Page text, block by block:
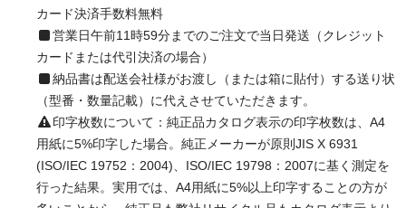
カード決済手数料無料
営業日午前11時59分までのご注文で当日発送（クレジット
カードまたは代引決済の場合）
納品書は配送会社様がお渡し（または箱に貼付）する送り状
（型番・数量記載）に代えさせていただきます。
印字枚数について：純正品カタログ表示の印字枚数は、A4
用紙に5%印字した場合。純正メーカーが原則JIS X 6931
(ISO/IEC 19752：2004)、ISO/IEC 19798：2007に基く測定を
行った結果。実用では、A4用紙に5%以上印字することの方が